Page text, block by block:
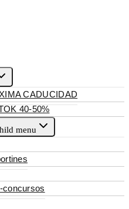
CADUCIDAD
40-50%
menu
concursos